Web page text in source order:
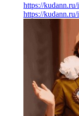
https://
https://